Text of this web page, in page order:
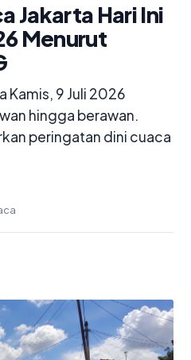
Jakarta Hari Ini
Menurut
Kamis, 9 Juli 2026
hingga berawan.
peringatan dini cuaca